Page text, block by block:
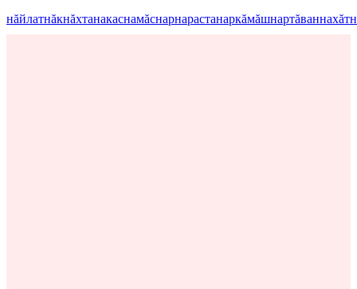
нăйлатнăкнăхтанакаснамăснарнарастанаркăмăшнартăваннахăт